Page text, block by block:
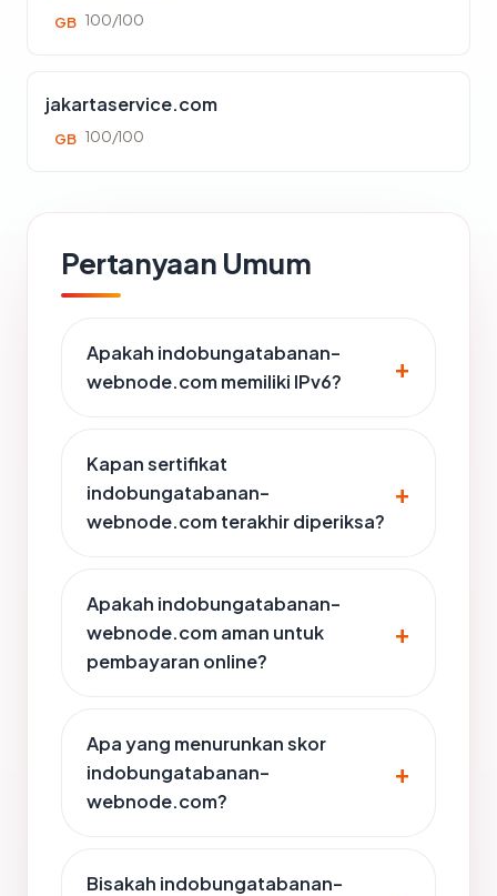
GB 100/100
jakartaservice.com
GB 100/100
Pertanyaan Umum
Apakah indobungatabanan-
webnode.com memiliki IPv6?
Kapan sertifikat
indobungatabanan-
webnode.com terakhir diperiksa?
Apakah indobungatabanan-
webnode.com aman untuk
pembayaran online?
Apa yang menurunkan skor
indobungatabanan-
webnode.com?
Bisakah indobungatabanan-